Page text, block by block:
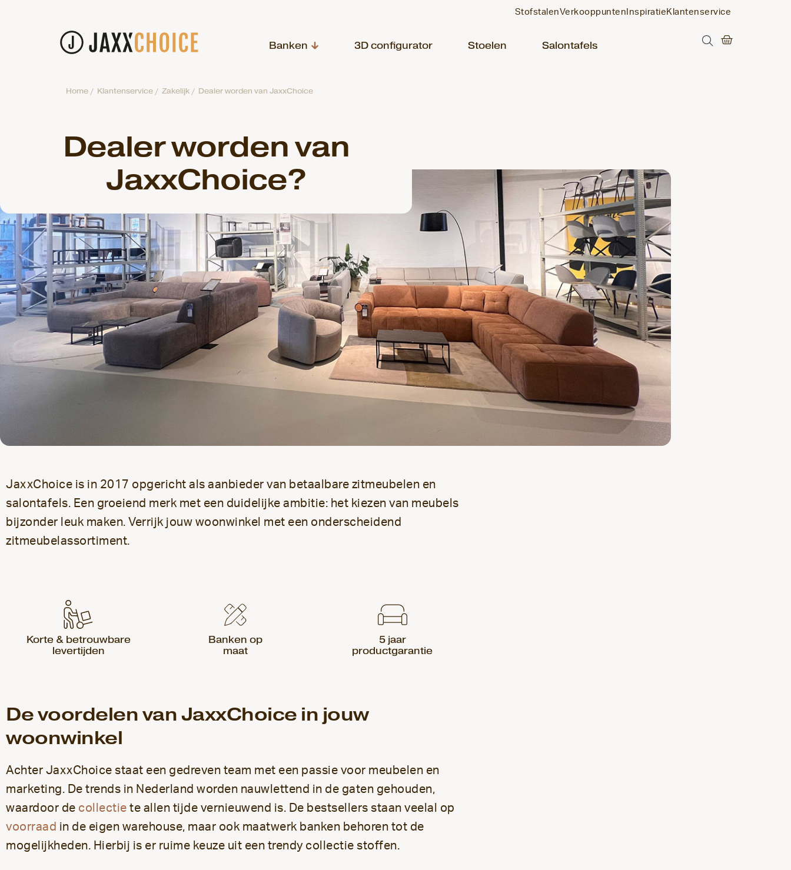
StofstalenVerkooppunten Inspiratie Klantenservice
Banken 3D configurator Stoelen Salontafels
Home / Klantenservice / Zakelijk / Dealer worden van JaxxChoice
Dealer worden van
JaxxChoice?
JaxxChoice is in 2017 opgericht als aanbieder van betaalbare zitmeubelen en
salontafels. Een groeiend merk met een duidelijke ambitie: het kiezen van meubels
bijzonder leuk maken. Verrijk jouw woonwinkel met een onderscheidend
zitmeubelassortiment.
Korte & betrouwbare
levertijden
Banken op
maat
5 jaar
productgarantie
De voordelen van JaxxChoice in jouw
woonwinkel
Achter JaxxChoice staat een gedreven team met een passie voor meubelen en
marketing. De trends in Nederland worden nauwlettend in de gaten gehouden,
waardoor de collectie te allen tijde vernieuwend is. De bestsellers staan veelal op
voorraad in de eigen warehouse, maar ook maatwerk banken behoren tot de
mogelijkheden. Hierbij is er ruime keuze uit een trendy collectie stoffen.